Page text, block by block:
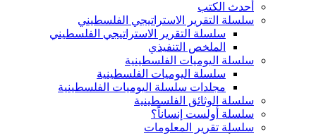
أحدث الكتب
سلسلة التقرير الاستراتيجي الفلسطيني
سلسلة التقرير الاستراتيجي الفلسطيني
الملخص التنفيذي
سلسلة اليوميات الفلسطينية
سلسلة اليوميات الفلسطينية
مجلدات سلسلة اليوميات الفلسطينية
سلسلة الوثائق الفلسطينية
سلسلة أولست إنساناً؟
سلسلة تقرير المعلومات